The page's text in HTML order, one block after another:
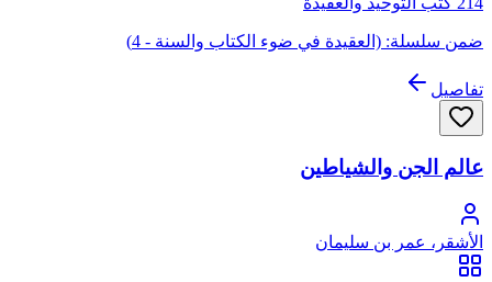
ضمن سلسلة: (العقيدة في ضوء الكتاب والسنة - 4)
تفاصيل
عالم الجن والشياطين
الأشقر، عمر بن سليمان